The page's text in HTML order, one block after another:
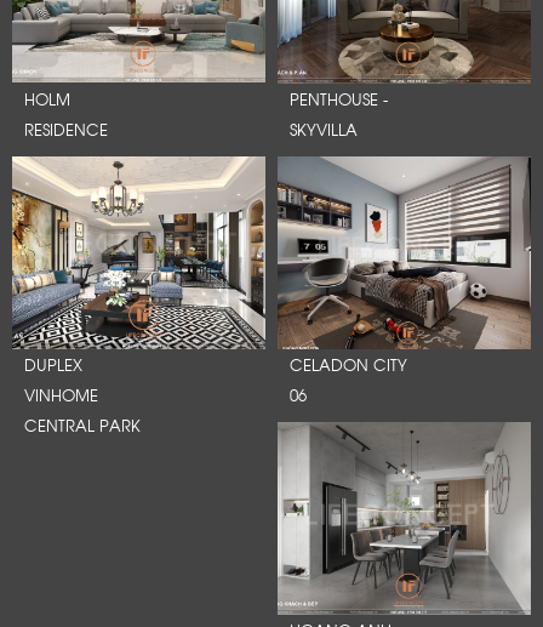
HOLM
RESIDENCE
PENTHOUSE -
SKYVILLA
DUPLEX
VINHOME
CENTRAL PARK
CELADON CITY
06